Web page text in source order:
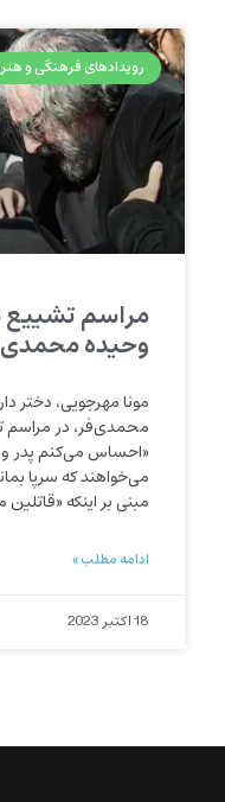
رویدادهای فرهنگی و
مراسم
وحیده
مونا مهرجویی، دختر
محمدی‌فر، در مراسم
«احساس می‌کنم پدر و
می‌خواهند که سرپا
مبنی بر اینکه «قاتلین
ادامه مطلب »
18 اکتبر 2023